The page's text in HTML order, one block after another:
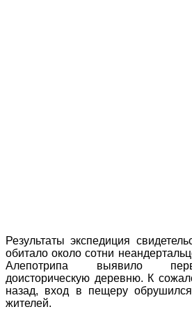
Результаты экспедиция
обитало около сотни
Алепотрипа выявило
доисторическую деревню. К
назад, вход в пещеру
жителей.